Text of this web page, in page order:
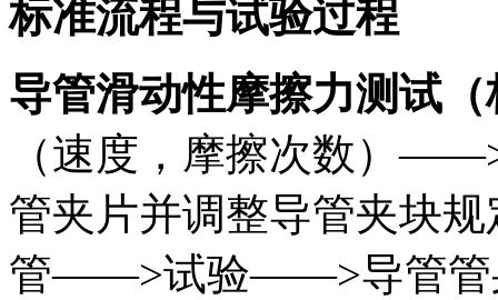
标准流程与试验过程
导管滑动性摩擦力测试
（速度，摩擦次数）
管夹片并调整导管夹块
管——>试验——>导管管